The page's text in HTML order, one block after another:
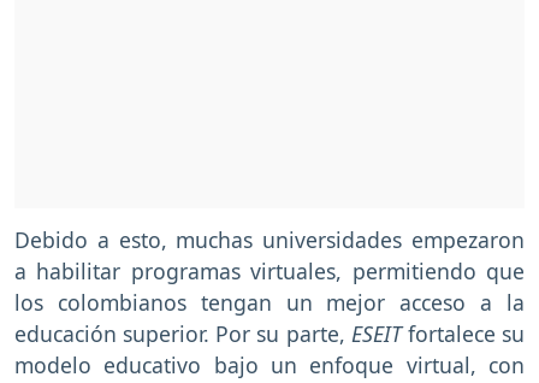
Debido a esto, muchas universidades empezaron
a habilitar programas virtuales, permitiendo que
los colombianos tengan un mejor acceso a la
educación superior. Por su parte, ESEITfortalece su
modelo educativo bajo un enfoque virtual, con